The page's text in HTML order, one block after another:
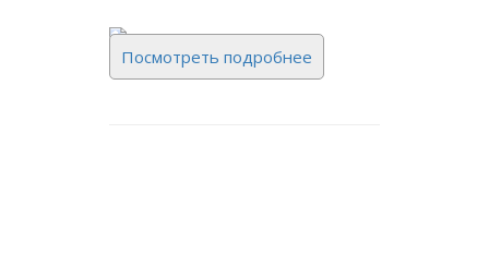
Посмотреть подробнее